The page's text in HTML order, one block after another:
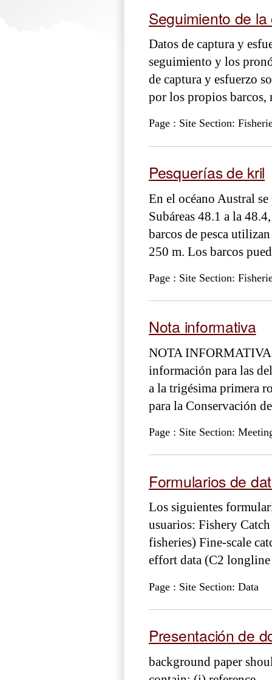
Seguimiento de
Datos de captura y
seguimiento y los
de captura y esfuerzo
por los propios barcos,
Page : Site Section:
Pesquerías de kril
En el océano Austral
Subáreas 48.1 a la
barcos de pesca
250 m. Los barcos
Page : Site Section:
Nota informativa
NOTA INFORMATIVA
información para las
a la trigésima primera
para la Conservación
Page : Site Section:
Formularios de
Los siguientes
usuarios: Fishery
fisheries) Fine-scale
effort data (C2
Page : Site Section: Data
Presentación de
background paper